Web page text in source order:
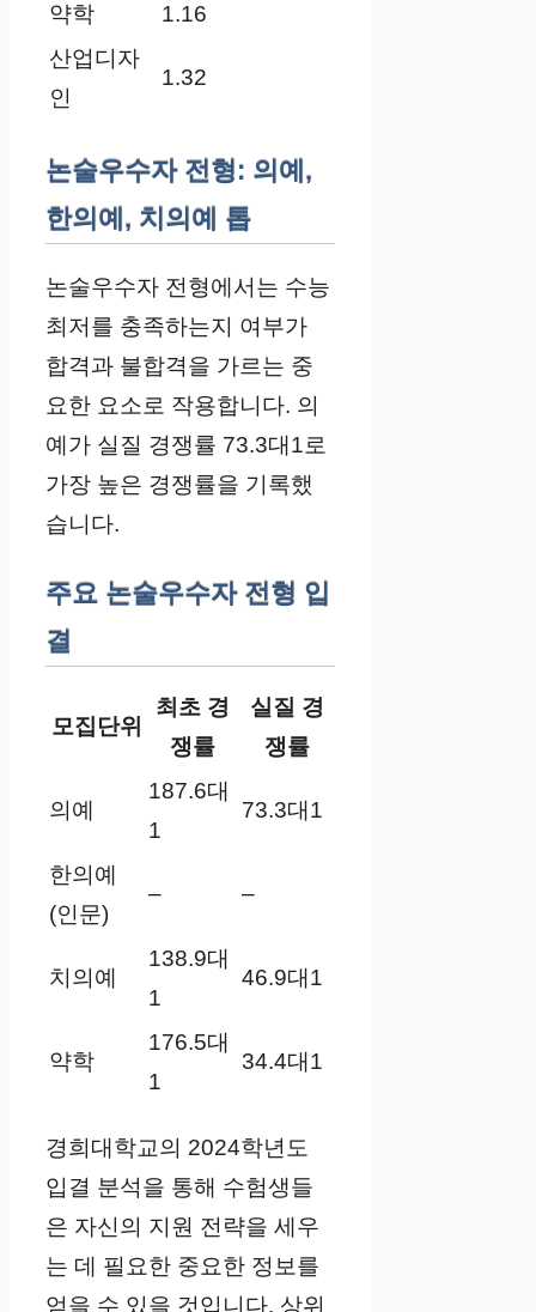
약학
1.16
산업디자
인
1.32
논술우수자 전형: 의예,
한의예, 치의예 톱
논술우수자 전형에서는 수능
최저를 충족하는지 여부가
합격과 불합격을 가르는 중
요한 요소로 작용합니다. 의
예가 실질 경쟁률 73.3대1로
가장 높은 경쟁률을 기록했
습니다.
주요 논술우수자 전형 입
결
모집단위
최초 경
쟁률
실질 경
쟁률
의예
187.6대
1
73.3대1
한의예
(인문)
– –
치의예
138.9대
1
46.9대1
약학
176.5대
1
34.4대1
경희대학교의 2024학년도
입결 분석을 통해 수험생들
은 자신의 지원 전략을 세우
는 데 필요한 중요한 정보를
얻을 수 있을 것입니다. 상위